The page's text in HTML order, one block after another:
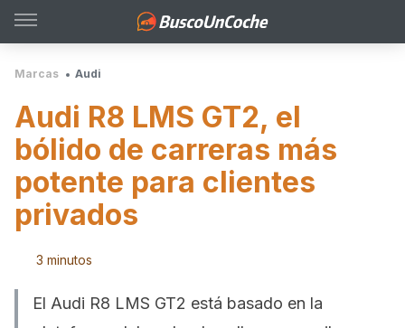
Marcas Audi
Audi R8 LMS GT2, el
bólido de carreras más
potente para clientes
privados
3 minutos
El Audi R8 LMS GT2 está basado en la